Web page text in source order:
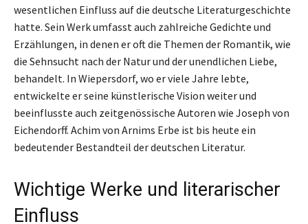
wesentlichen Einfluss auf die deutsche Literaturgeschichte
hatte. Sein Werk umfasst auch zahlreiche Gedichte und
Erzählungen, in denen er oft die Themen der Romantik, wie
die Sehnsucht nach der Natur und der unendlichen Liebe,
behandelt. In Wiepersdorf, wo er viele Jahre lebte,
entwickelte er seine künstlerische Vision weiter und
beeinflusste auch zeitgenössische Autoren wie Joseph von
Eichendorff. Achim von Arnims Erbe ist bis heute ein
bedeutender Bestandteil der deutschen Literatur.
Wichtige Werke und literarischer
Einfluss